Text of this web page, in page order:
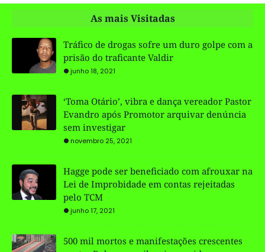
As mais Visitadas
Tráfico de drogas sofre um duro golpe com a
prisão do traficante Valdir
junho 18, 2021
‘Toma Otário’, vibra e dança vereador Pastor
Evandro após Promotor arquivar denúncia
sem investigar
novembro 25, 2021
Hagge pode ser beneficiado com afrouxar na
Lei de Improbidade em contas rejeitadas
pelo TCM
junho 17, 2021
500 mil mortos e manifestações crescentes